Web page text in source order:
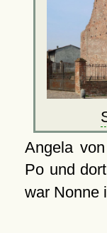
Angela
Po und
war Nonne